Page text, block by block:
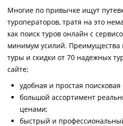
Многие по привычке ищут
туроператоров, тратя на это
как поиск туров онлайн с
минимум усилий. Преимущества
туры и скидки от 70 надежных
сайте;
удобная и простая поисковая
большой ассортимент
ценами;
быстрый и